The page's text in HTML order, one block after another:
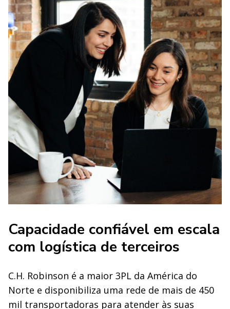
Capacidade confiável em escala
com logística de terceiros
C.H. Robinson é a maior 3PL da América do
Norte e disponibiliza uma rede de mais de 450
mil transportadoras para atender às suas